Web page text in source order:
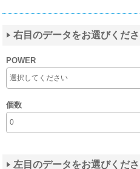
右目のデータをお選びくだ
POWER
個数
左目のデータをお選びくだ